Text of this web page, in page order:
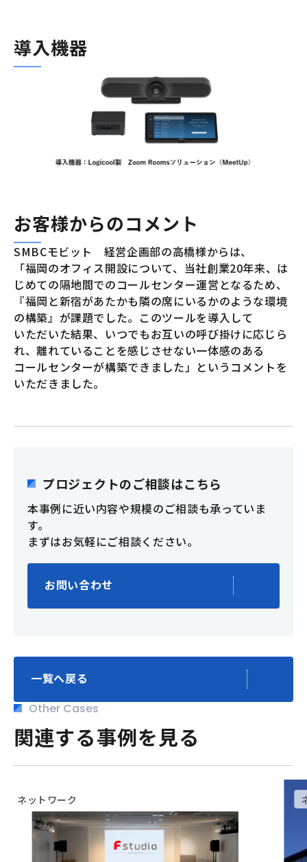
導入機器
お客様からのコメント
SMBCモビット 経営企画部の高橋様からは、
「福岡のオフィス開設について、当社創業20年来、は
じめての隔地間でのコールセンター運営となるため、
『福岡と新宿があたかも隣の席にいるかのような環境
の構築』が課題でした。このツールを導入して
いただいた結果、いつでもお互いの呼び掛けに応じら
れ、離れていることを感じさせない一体感のある
コールセンターが構築できました」というコメントを
いただきました。
プロジェクトのご相談はこちら
本事例に近い内容や規模のご相談も承っていま
す。
まずはお気軽にご相談ください。
お問い合わせ
一覧へ戻る
Other Cases
関連する事例を見る
ネットワーク